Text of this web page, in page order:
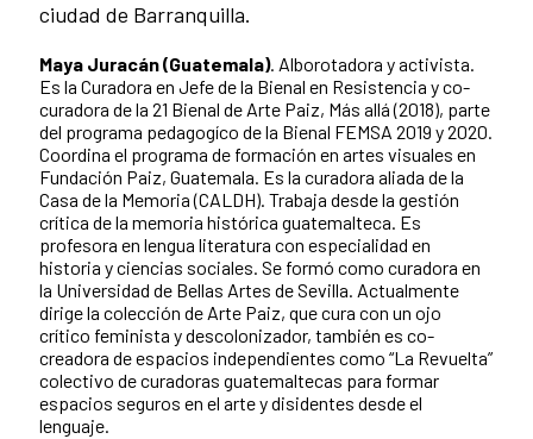
ciudad de Barranquilla.
Maya Juracán (Guatemala). Alborotadora y activista.
Es la Curadora en Jefe de la Bienal en Resistencia y co-
curadora de la 21 Bienal de Arte Paiz, Más allá (2018), parte
del programa pedagogíco de la Bienal FEMSA 2019 y 2020.
Coordina el programa de formación en artes visuales en
Fundación Paiz, Guatemala. Es la curadora aliada de la
Casa de la Memoria (CALDH). Trabaja desde la gestión
crítica de la memoria histórica guatemalteca. Es
profesora en lengua literatura con especialidad en
historia y ciencias sociales. Se formó como curadora en
la Universidad de Bellas Artes de Sevilla. Actualmente
dirige la colección de Arte Paiz, que cura con un ojo
crítico feminista y descolonizador, también es co-
creadora de espacios independientes como “La Revuelta”
colectivo de curadoras guatemaltecas para formar
espacios seguros en el arte y disidentes desde el
lenguaje.